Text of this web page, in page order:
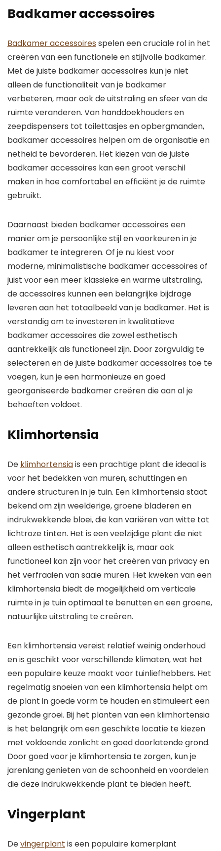
Badkamer accessoires
Badkamer accessoires spelen een cruciale rol in het
creëren van een functionele en stijlvolle badkamer.
Met de juiste badkamer accessoires kun je niet
alleen de functionaliteit van je badkamer
verbeteren, maar ook de uitstraling en sfeer van de
ruimte veranderen. Van handdoekhouders en
zeepdispensers tot toilettasjes en opbergmanden,
badkamer accessoires helpen om de organisatie en
netheid te bevorderen. Het kiezen van de juiste
badkamer accessoires kan een groot verschil
maken in hoe comfortabel en efficiënt je de ruimte
gebruikt.
Daarnaast bieden badkamer accessoires een
manier om je persoonlijke stijl en voorkeuren in je
badkamer te integreren. Of je nu kiest voor
moderne, minimalistische badkamer accessoires of
juist voor een meer klassieke en warme uitstraling,
de accessoires kunnen een belangrijke bijdrage
leveren aan het totaalbeeld van je badkamer. Het is
verstandig om te investeren in kwalitatieve
badkamer accessoires die zowel esthetisch
aantrekkelijk als functioneel zijn. Door zorgvuldig te
selecteren en de juiste badkamer accessoires toe te
voegen, kun je een harmonieuze en goed
georganiseerde badkamer creëren die aan al je
behoeften voldoet.
Klimhortensia
De klimhortensiais een prachtige plant die ideaal is
voor het bedekken van muren, schuttingen en
andere structuren in je tuin. Een klimhortensia staat
bekend om zijn weelderige, groene bladeren en
indrukwekkende bloei, die kan variëren van witte tot
lichtroze tinten. Het is een veelzijdige plant die niet
alleen esthetisch aantrekkelijk is, maar ook
functioneel kan zijn voor het creëren van privacy en
het verfraaien van saaie muren. Het kweken van een
klimhortensia biedt de mogelijkheid om verticale
ruimte in je tuin optimaal te benutten en een groene,
natuurlijke uitstraling te creëren.
Een klimhortensia vereist relatief weinig onderhoud
en is geschikt voor verschillende klimaten, wat het
een populaire keuze maakt voor tuinliefhebbers. Het
regelmatig snoeien van een klimhortensia helpt om
de plant in goede vorm te houden en stimuleert een
gezonde groei. Bij het planten van een klimhortensia
is het belangrijk om een geschikte locatie te kiezen
met voldoende zonlicht en goed doorlatende grond.
Door goed voor je klimhortensia te zorgen, kun je
jarenlang genieten van de schoonheid en voordelen
die deze indrukwekkende plant te bieden heeft.
Vingerplant
Devingerplant is een populaire kamerplant